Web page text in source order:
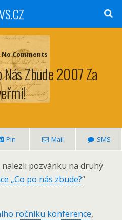
24.8.2007 • No Comments
Zbude 2007 Za
Pin Mail SMS
nalezli pozvánku na druhý
„Co po nás zbude?“
ročníku konference,